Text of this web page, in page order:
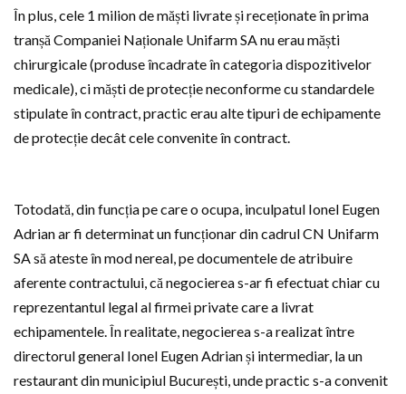
În plus, cele 1 milion de măști livrate și receționate în prima
tranșă Companiei Naționale Unifarm SA nu erau măști
chirurgicale (produse încadrate în categoria dispozitivelor
medicale), ci măști de protecție neconforme cu standardele
stipulate în contract, practic erau alte tipuri de echipamente
de protecție decât cele convenite în contract.
Totodată, din funcția pe care o ocupa, inculpatul Ionel Eugen
Adrian ar fi determinat un funcționar din cadrul CN Unifarm
SA să ateste în mod nereal, pe documentele de atribuire
aferente contractului, că negocierea s-ar fi efectuat chiar cu
reprezentantul legal al firmei private care a livrat
echipamentele. În realitate, negocierea s-a realizat între
directorul general Ionel Eugen Adrian și intermediar, la un
restaurant din municipiul București, unde practic s-a convenit